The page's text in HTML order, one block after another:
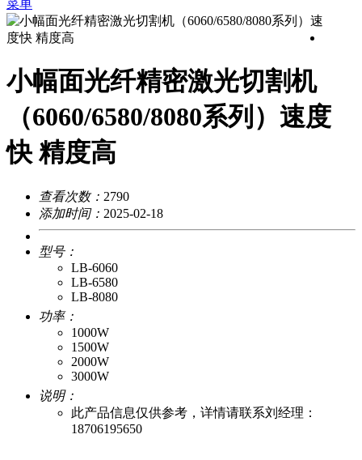
菜单
小幅面光纤精密激光切割机
（6060/6580/8080系列）速度
快 精度高
查看次数： 2790
添加时间： 2025-02-18
型号：
LB-6060
LB-6580
LB-8080
功率：
1000W
1500W
2000W
3000W
说明：
此产品信息仅供参考，详情请联系刘经理：
18706195650